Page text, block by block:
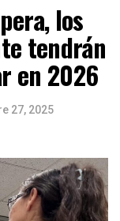
los
tendrán
en 2026
27, 2025